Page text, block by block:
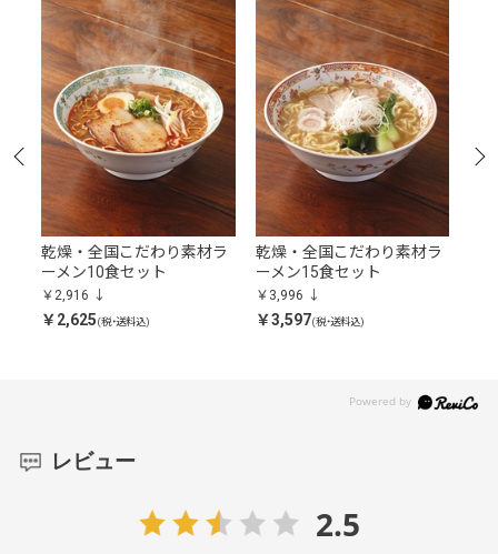
乾燥・全国こだわり素材ラ
ーメン10食セット
￥2,916
￥2,625(税・送料込)
乾燥・全国こだわり素材ラ
ーメン15食セット
￥3,996
￥3,597(税・送料込)
レビュー
2.5